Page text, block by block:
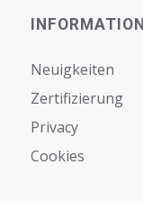
INFORMATION
Neuigkeiten
Zertifizierung
Privacy
Cookies